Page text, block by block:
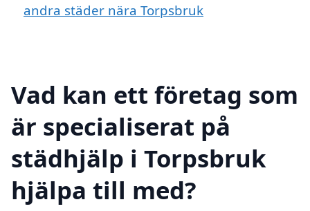
andra städer nära Torpsbruk
Vad kan ett företag som
är specialiserat på
städhjälp i Torpsbruk
hjälpa till med?